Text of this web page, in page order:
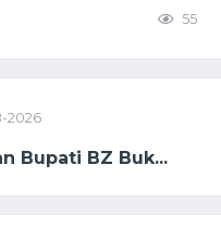
55
2026
Bupati BZ Buk...